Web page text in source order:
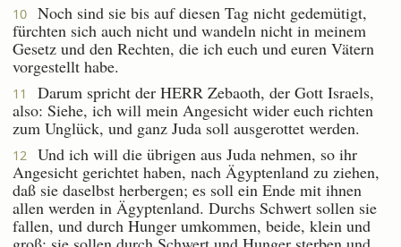
10
Noch sind sie bis auf diesen Tag nicht gedemütigt,
fürchten sich auch nicht und wandeln nicht in meinem
Gesetz und den Rechten, die ich euch und euren Vätern
vorgestellt habe.
11
Darum spricht der HERR Zebaoth, der Gott Israels,
also: Siehe, ich will mein Angesicht wider euch richten
zum Unglück, und ganz Juda soll ausgerottet werden.
12
Und ich will die übrigen aus Juda nehmen, so ihr
Angesicht gerichtet haben, nach Ägyptenland zu ziehen,
daß sie daselbst herbergen; es soll ein Ende mit ihnen
allen werden in Ägyptenland. Durchs Schwert sollen sie
fallen, und durch Hunger umkommen, beide, klein und